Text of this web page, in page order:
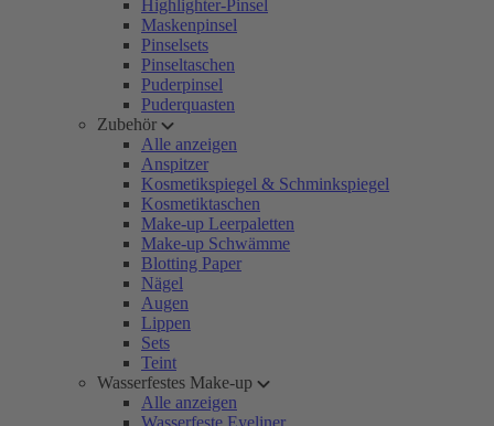
Highlighter-Pinsel
Maskenpinsel
Pinselsets
Pinseltaschen
Puderpinsel
Puderquasten
Zubehör
Alle anzeigen
Anspitzer
Kosmetikspiegel & Schminkspiegel
Kosmetiktaschen
Make-up Leerpaletten
Make-up Schwämme
Blotting Paper
Nägel
Augen
Lippen
Sets
Teint
Wasserfestes Make-up
Alle anzeigen
Wasserfeste Eyeliner